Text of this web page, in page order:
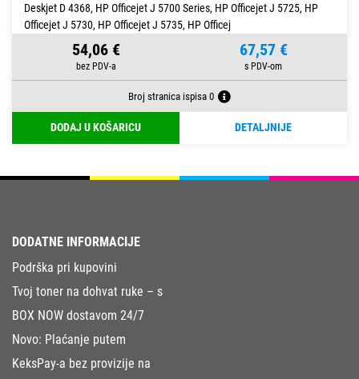
Deskjet D 4368, HP Officejet J 5700 Series, HP Officejet J 5725, HP
Officejet J 5730, HP Officejet J 5735, HP Officej
54,06 € 67,57 €
Broj stranica ispisa 0
DODAJ U KOŠARICU DETALJNIJE
DODATNE INFORMACIJE
Podrška pri kupovini
Tvoj toner na dohvat ruke – s
BOX NOW dostavom 24/7
Novo: Plaćanje putem
KeksPay-a bez provizije na